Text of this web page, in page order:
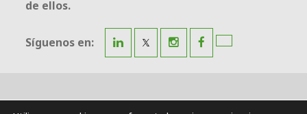
de ellos.
Síguenos en:
Proyecto HOST-EG.